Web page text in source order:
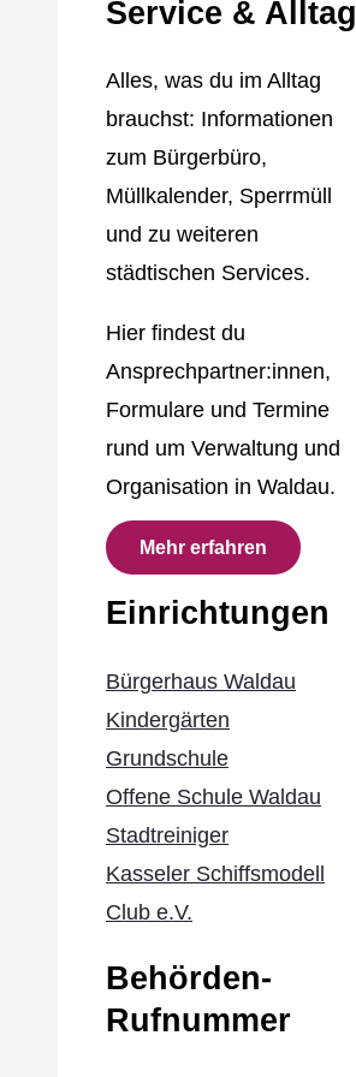
Service & Alltag
Alles, was du im Alltag
brauchst: Informationen
zum Bürgerbüro,
Müllkalender, Sperrmüll
und zu weiteren
städtischen Services.
Hier findest du
Ansprechpartner:innen,
Formulare und Termine
rund um Verwaltung und
Organisation in Waldau.
Mehr erfahren
Einrichtungen
Bürgerhaus Waldau
Kindergärten
Grundschule
Offene Schule Waldau
Stadtreiniger
Kasseler Schiffsmodell
Club e.V.
Behörden-
Rufnummer